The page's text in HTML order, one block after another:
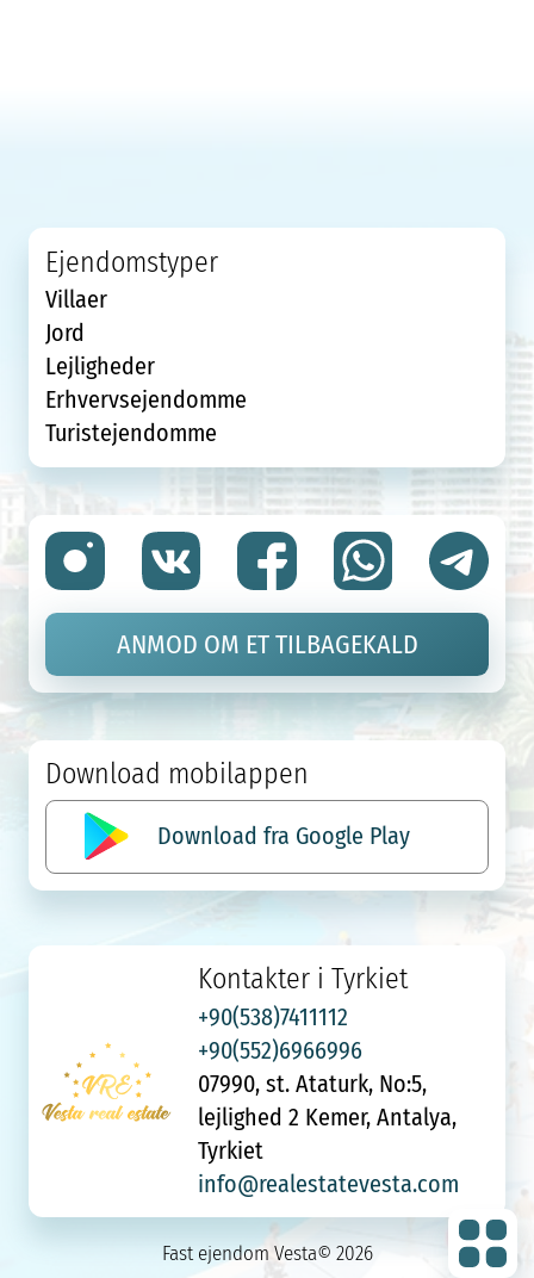
Kontakter i Tyrkiet
+90(538)7411112
+90(552)6966996
07990, st. Ataturk, No:5,
lejlighed 2 Kemer, Antalya,
Tyrkiet
info@realestatevesta.com
Download mobilappen
Download fra Google Play
Ejendomstyper
Villaer
Jord
Lejligheder
Erhvervsejendomme
Turistejendomme
ANMOD OM ET TILBAGEKALD
Fast ejendom Vesta© 2026